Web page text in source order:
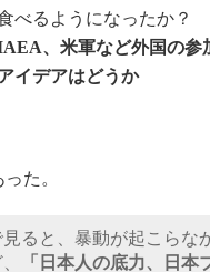
べるようになったか？
、米軍など外国の参
イデアはどうか
た。
ると、暴動が起こらな
「日本人の底力、日